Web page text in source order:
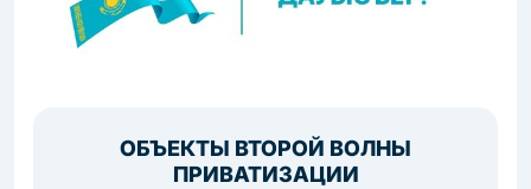
ОБЪЕКТЫ ВТОРОЙ ВОЛНЫ
ПРИВАТИЗАЦИИ